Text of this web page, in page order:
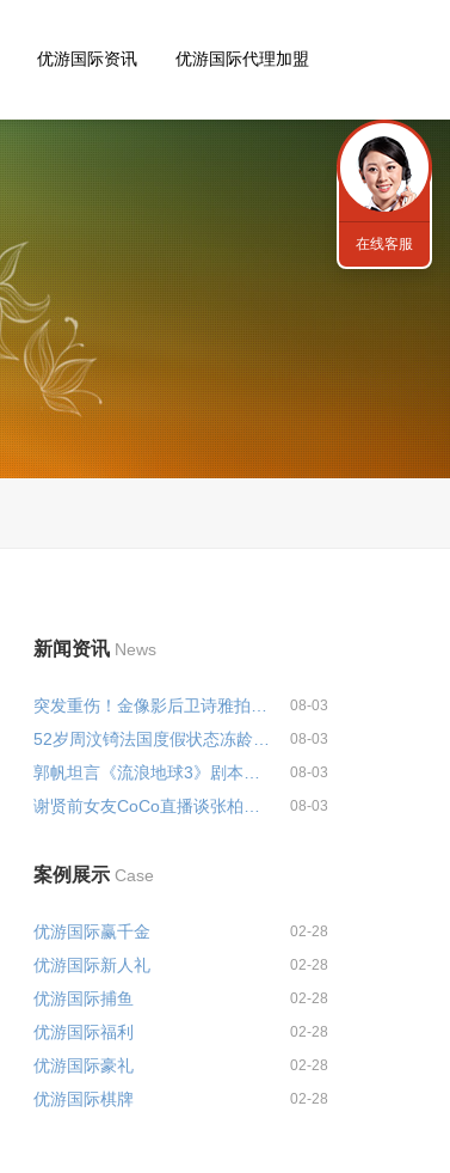
优游国际资讯 优游国际代理加盟
新闻资讯 News
08-03
08-03
08-03
08-03
案例展示 Case
优游国际赢千金 02-28
优游国际新人礼 02-28
优游国际捕鱼 02-28
优游国际福利 02-28
优游国际豪礼 02-28
优游国际棋牌 02-28
在线客服